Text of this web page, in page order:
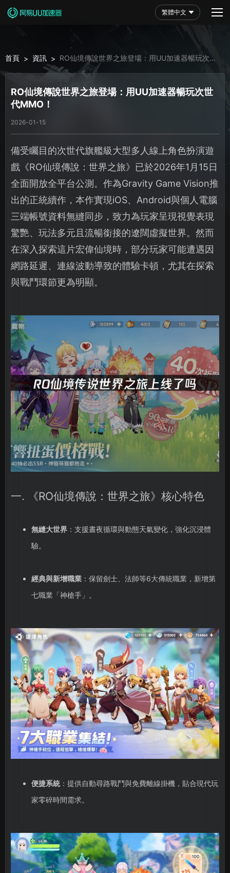
繁體中文
首頁 > 資訊 > RO仙境傳說世界之旅登場：用UU加速器暢玩次世
代MMO！
RO仙境傳說世界之旅登場：用UU加速器暢玩次世
代MMO！
2026-01-15
備受矚目的次世代旗艦級大型多人線上角色扮演遊
戲《RO仙境傳說：世界之旅》已於2026年1月15日
全面開放全平台公測。作為Gravity Game Vision推
出的正統續作，本作實現iOS、Android與個人電腦
三端帳號資料無縫同步，致力為玩家呈現視覺表現
驚艷、玩法多元且流暢銜接的遼闊虛擬世界。然而
在深入探索這片宏偉仙境時，部分玩家可能遭遇因
網路延遲、連線波動導致的體驗卡頓，尤其在探索
與戰鬥環節更為明顯。
一. 《RO仙境傳說：世界之旅》核心特色
無縫大世界：支援晝夜循環與動態天氣變化，強化沉浸體
驗。
經典與新增職業：保留劍士、法師等6大傳統職業，新增第
七職業「神槍手」。
便捷系統：提供自動尋路戰鬥與免費離線掛機，貼合現代玩
家零碎時間需求。